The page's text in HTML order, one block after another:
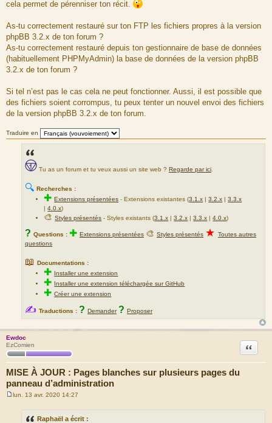
e
cela permet de pérenniser ton récit.
As-tu correctement restauré sur ton FTP les fichiers propres à la version
phpBB 3.2.x de ton forum ?
As-tu correctement restauré depuis ton gestionnaire de base de données
(habituellement PHPMyAdmin) la base de données de la version phpBB
3.2.x de ton forum ?
Si tel n’est pas le cas cela ne peut fonctionner. Aussi, il est possible que
des fichiers soient corrompus, tu peux tenter un nouvel envoi des fichiers
de la version phpBB 3.2.x de ton forum.
Traduire en
Tu as un forum et tu veux aussi un site web ? Regarde par ici
🔍 Recherches :
✚Extensions présentées -Extensions existantes (3.1.x |3.2.x |3.3.x
|4.0.x)
🎨Styles présentés - Styles existants (3.1.x |3.2.x |3.3.x |4.0.x)
? Questions : ✚ Extensions présentées 🎨 Styles présentés ★ Toutes autres
questions
📖 Documentations :
✚ Installer une extension
✚ Installer une extension téléchargée sur GitHub
✚Créer une extension
✍ Traductions : ? Demander ? Proposer
Ewdoc
EzComien
MISE À JOUR : Pages blanches sur plusieurs pages du
panneau d’administration
Citation
lun. 13 avr. 2020 14:27
Raphaël a écrit :